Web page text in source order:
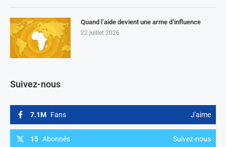
Quand l’aide devient une arme d’influence
22 juillet 2026
Suivez-nous
7.1M Fans J'aime
15 Abonnés Suivez-nous